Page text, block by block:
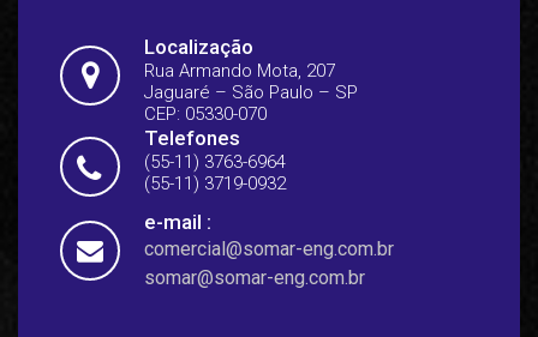
Localização
Rua Armando Mota, 207
Jaguaré – São Paulo – SP
CEP: 05330-070
Telefones
(55-11) 3763-6964
(55-11) 3719-0932
e-mail :
comercial@somar-eng.com.br
somar@somar-eng.com.br